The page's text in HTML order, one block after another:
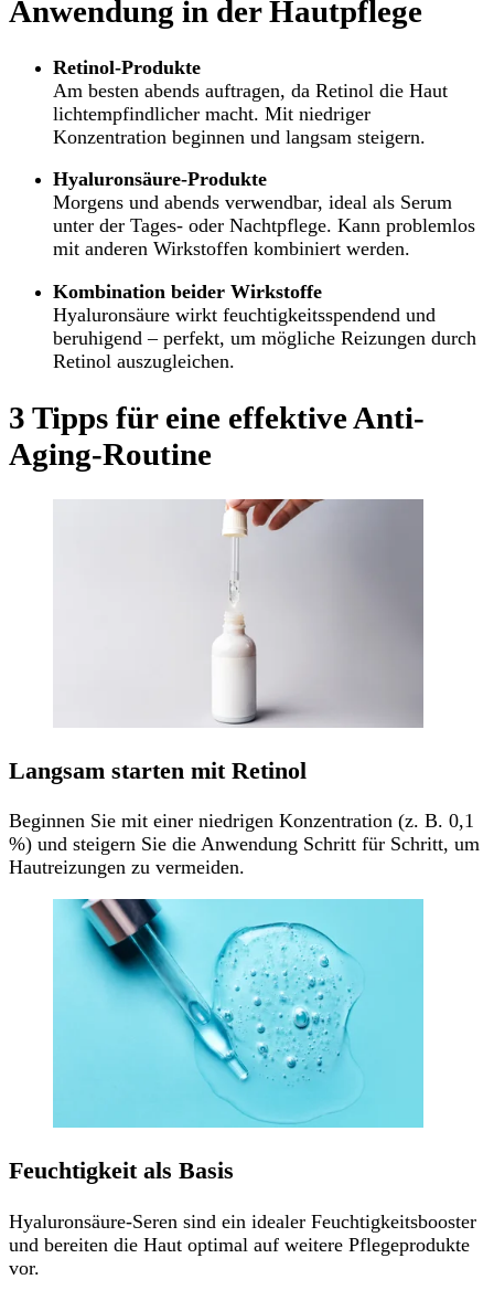
Anwendung in der Hautpflege
Retinol-Produkte
Am besten abends auftragen, da Retinol die Haut
lichtempfindlicher macht. Mit niedriger
Konzentration beginnen und langsam steigern.
Hyaluronsäure-Produkte
Morgens und abends verwendbar, ideal als Serum
unter der Tages- oder Nachtpflege. Kann problemlos
mit anderen Wirkstoffen kombiniert werden.
Kombination beider Wirkstoffe
Hyaluronsäure wirkt feuchtigkeitsspendend und
beruhigend – perfekt, um mögliche Reizungen durch
Retinol auszugleichen.
3 Tipps für eine effektive Anti-
Aging-Routine
Langsam starten mit Retinol
Beginnen Sie mit einer niedrigen Konzentration (z. B. 0,1
%) und steigern Sie die Anwendung Schritt für Schritt, um
Hautreizungen zu vermeiden.
Feuchtigkeit als Basis
Hyaluronsäure-Seren sind ein idealer Feuchtigkeitsbooster
und bereiten die Haut optimal auf weitere Pflegeprodukte
vor.